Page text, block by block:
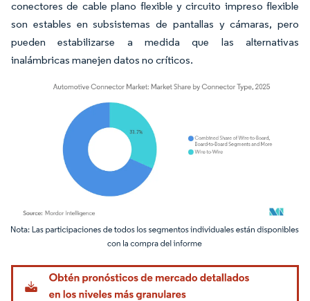
conectores de cable plano flexible y circuito impreso flexible
son estables en subsistemas de pantallas y cámaras, pero
pueden estabilizarse a medida que las alternativas
inalámbricas manejen datos no críticos.
Imagen © Mordor Intelligence. El uso requiere atribución según CC BY 4.0.